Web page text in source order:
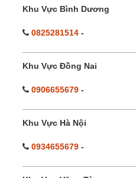
Khu Vực Bình Dương
0825281514 -
Khu Vực Đồng Nai
0906655679 -
Khu Vực Hà Nội
0934655679 -